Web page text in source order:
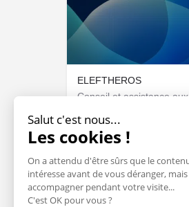
ELEFTHEROS
Sociétés & Startups
Salut c'est nous...
Les cookies !
On a attendu d'être sûrs que le
intéresse avant de vous déranger,
accompagner pendant votre visite...
C'est OK pour vous ?